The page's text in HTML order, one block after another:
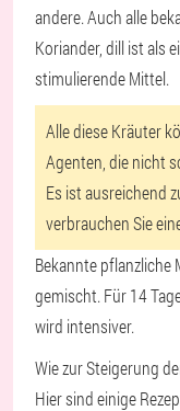
andere. Auch alle
Koriander, dill ist als
stimulierende Mittel.
Alle diese Kräuter
Agenten, die nicht
Es ist ausreichend
verbrauchen Sie
Bekannte pflanzliche
gemischt. Für 14
wird intensiver.
Wie zur Steigerung
Hier sind einige